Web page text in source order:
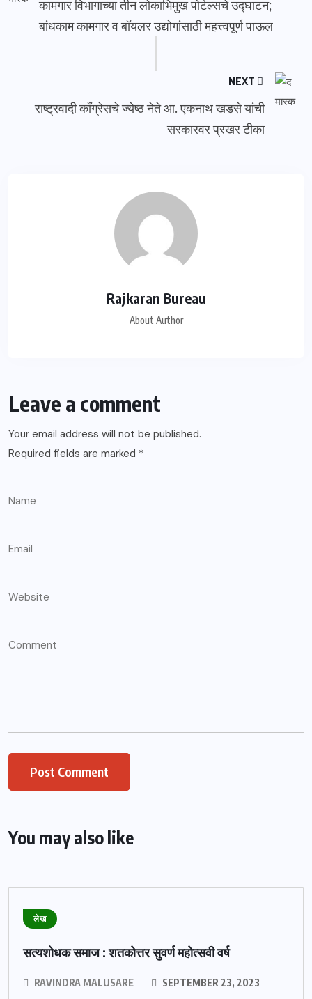
कामगार विभागाच्या तीन लोकाभिमुख पोर्टल्सचे उद्घाटन;
बांधकाम कामगार व बॉयलर उद्योगांसाठी महत्त्वपूर्ण पाऊल
NEXT
राष्ट्रवादी काँग्रेसचे ज्येष्ठ नेते आ. एकनाथ खडसे यांची
सरकारवर प्रखर टीका
Rajkaran Bureau
About Author
Leave a comment
Your email address will not be published.
Required fields are marked *
You may also like
लेख
सत्यशोधक समाज : शतकोत्तर सुवर्ण महोत्सवी वर्ष
RAVINDRA MALUSARE SEPTEMBER 23, 2023